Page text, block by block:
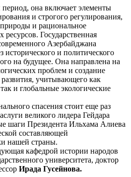
она включает элементы
и строгого регулирования,
и рациональное
Государственная
Азербайджана
исторического и политического
на будущее. Она направлена на
проблем и создание
учитывающего как
и глобальные экологические
спасения стоит еще раз
великого лидера Гейдара
шаги Президента Ильхама Алиева
составляющей
нашей страны.
кафедрой истории народов
университета, доктор
Ирада Гусейнова.